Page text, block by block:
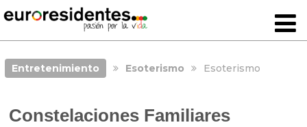
Entretenimiento Esoterismo Esoterismo
Constelaciones Familiares